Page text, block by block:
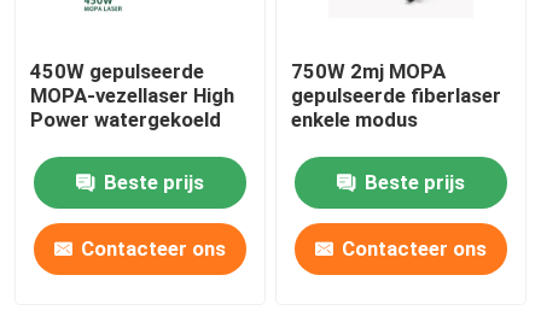
450W gepulseerde
MOPA-vezellaser High
Power watergekoeld
Beste prijs
Contacteer ons
750W 2mj MOPA
gepulseerde fiberlaser
enkele modus
Beste prijs
Contacteer ons